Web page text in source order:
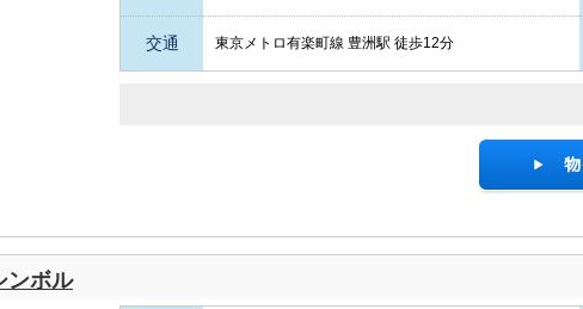
交通 東京メトロ有楽町線 豊洲駅 徒歩12分
ンボル